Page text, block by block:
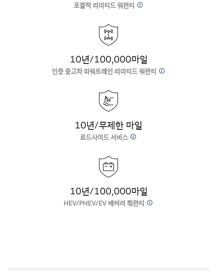
포괄적 리미티드 워런티
10년/100,000마일
인증 중고차 파워트레인 리미티드 워런티
10년/무제한 마일
로드사이드 서비스
10년/100,000마일
HEV/PHEV/EV 배터리 뤄런티